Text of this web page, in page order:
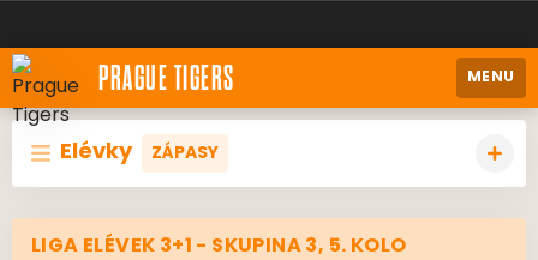
PRAGUE TIGERS MENU
Elévky ZÁPASY
LIGA ELÉVEK 3+1 - SKUPINA 3, 5. KOLO